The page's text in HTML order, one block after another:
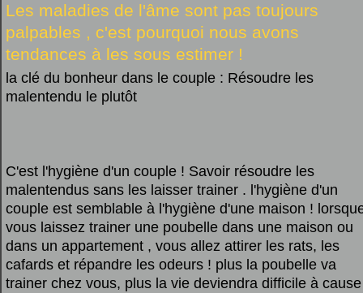
Les maladies de l'âme sont pas toujours
palpables , c'est pourquoi nous avons
tendances à les sous estimer !
la clé du bonheur dans le couple : Résoudre les
malentendu le plutôt
C'est l'hygiène d'un couple ! Savoir résoudre les
malentendus sans les laisser trainer . l'hygiène d'un
couple est semblable à l'hygiène d'une maison !
vous laissez trainer une poubelle dans une maison ou
dans un appartement , vous allez attirer les rats, les
cafards et répandre les odeurs ! plus la poubelle va
trainer chez vous, plus la vie deviendra difficile à cause